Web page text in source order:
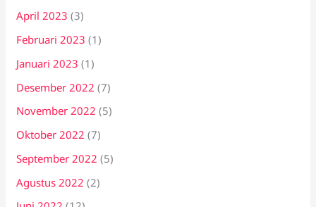
April 2023 (3)
Februari 2023 (1)
Januari 2023 (1)
Desember 2022 (7)
November 2022 (5)
Oktober 2022 (7)
September 2022 (5)
Agustus 2022 (2)